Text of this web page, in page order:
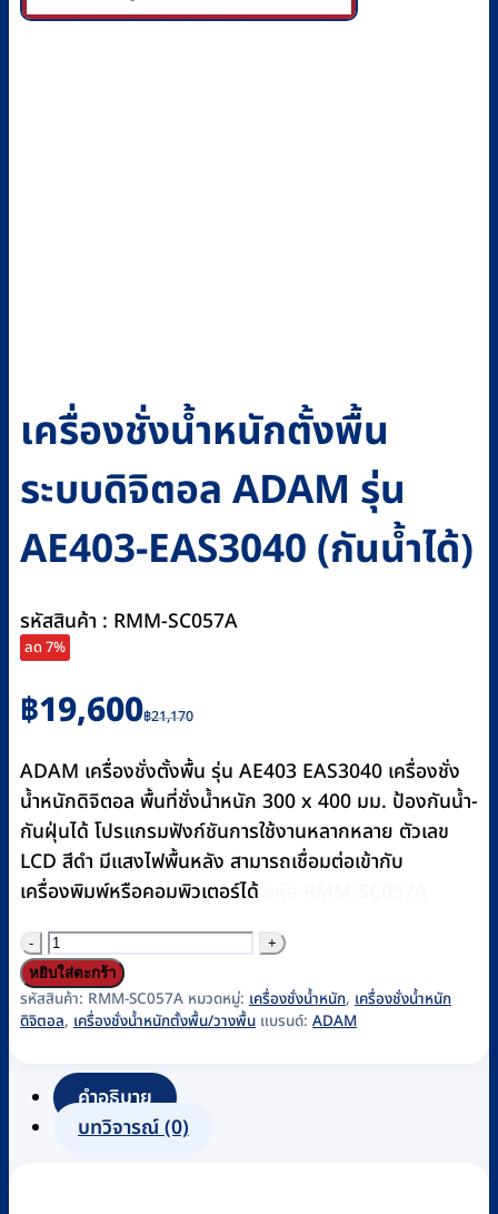
เครื่องชั่งน้ำหนักตั้งพื้น
ระบบดิจิตอล ADAM รุ่น
AE403-EAS3040 (กันน้ำได้)
รหัสสินค้า : RMM-SC057A
ลด 7%
฿21,170
Original
price
was:
฿21,170.
฿19,600
Current
price
is:
฿19,600.
ADAM เครื่องชั่งตั้งพื้น รุ่น AE403 EAS3040 เครื่องชั่ง
น้ำหนักดิจิตอล พื้นที่ชั่งน้ำหนัก 300 x 400 มม. ป้องกันน้ำ-
กันฝุ่นได้ โปรแกรมฟังก์ชันการใช้งานหลากหลาย ตัวเลข
LCD สีดำ มีแสงไฟพื้นหลัง สามารถเชื่อมต่อเข้ากับ
เครื่องพิมพ์หรือคอมพิวเตอร์ได้
จำนวน
เครื่อง
ชั่ง
น้ำ
ตั้ง
พื้น
หยิบใส่ตะกร้า
รหัสสินค้า: RMM-SC057A หมวดหมู่: เครื่องชั่งน้ำหนัก, เครื่องชั่งน้ำหนัก
ดิจิตอล, เครื่องชั่งน้ำหนักตั้งพื้น/วางพื้น แบรนด์: ADAM
คำอธิบาย
บทวิจารณ์ (0)